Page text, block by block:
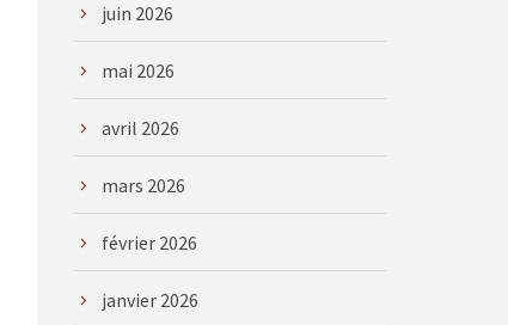
juin 2026
mai 2026
avril 2026
mars 2026
février 2026
janvier 2026